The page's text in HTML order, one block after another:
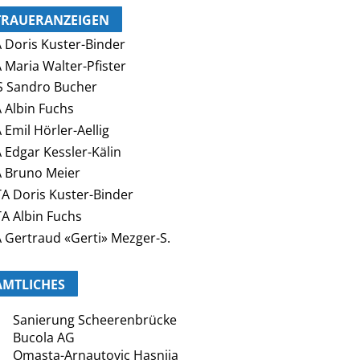
Doris Kuster-Binder
Maria Walter-Pfister
Sandro Bucher
Albin Fuchs
Emil Hörler-Aellig
Edgar Kessler-Kälin
Bruno Meier
Doris Kuster-Binder
Albin Fuchs
Gertraud «Gerti» Mezger-S.
Sanierung Scheerenbrücke
Bucola AG
Omasta-Arnautovic Hasnija